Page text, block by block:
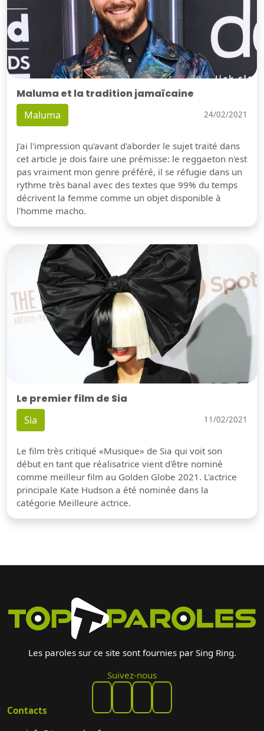
Maluma et la tradition jamaïcaine
Maluma 24/02/2021
J'ai l'impression qu'avant d'aborder le sujet traité dans
cet article je dois faire une prémisse: le reggaeton n'est
pas vraiment mon genre préféré, il se réfugie dans un
rythme très banal avec des textes que 99% du temps
décrivent la femme comme un objet disponible à
l'homme macho.
Le premier film de Sia
Sia 11/02/2021
Le film très critiqué «Musique» de Sia qui voit son
début en tant que réalisatrice vient d'être nominé
comme meilleur film au Golden Globe 2021. L'actrice
principale Kate Hudson a été nominée dans la
catégorie Meilleure actrice.
Les paroles sur ce site sont fournies par Sing Ring.
Suivez-nous
Contacts